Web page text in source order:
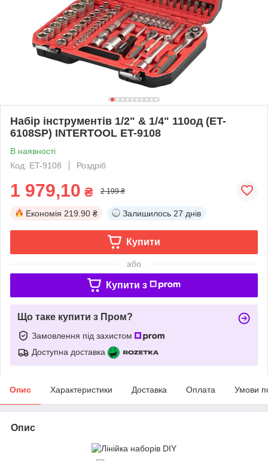
Набір інструментів 1/2" & 1/4" 110од (ET-
6108SP) INTERTOOL ET-9108
В наявності
Код: ET-9108
Роздріб
1 979,10 ₴ 2 199 ₴
Економія 219.90 ₴ Залишилось 27 днів
Купити
або
Купити з
Що таке купити з Пром?
Замовлення під захистом
Доступна доставка
Опис Характеристики Доставка Оплата Умови
Опис